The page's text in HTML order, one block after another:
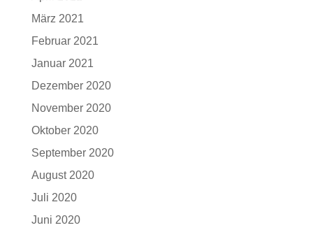
März 2021
Februar 2021
Januar 2021
Dezember 2020
November 2020
Oktober 2020
September 2020
August 2020
Juli 2020
Juni 2020